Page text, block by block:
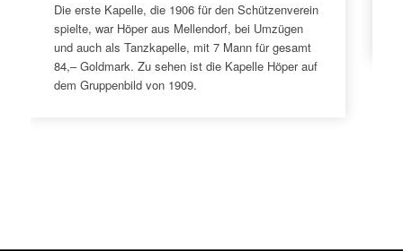
Die erste Kapelle, die 1906 für den Schützenverein
spielte, war Höper aus Mellendorf, bei Umzügen
und auch als Tanzkapelle, mit 7 Mann für gesamt
84,– Goldmark. Zu sehen ist die Kapelle Höper auf
dem Gruppenbild von 1909.